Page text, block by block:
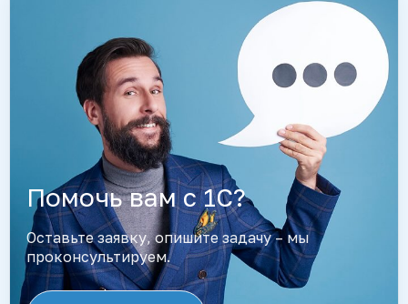
Помочь вам с 1С?
Оставьте заявку, опишите задачу – мы
проконсультируем.